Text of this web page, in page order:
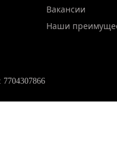
Вакансии
Наши